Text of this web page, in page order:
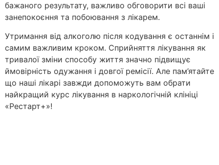
бажаного результату, важливо обговорити всі ваші
занепокоєння та побоювання з лікарем.
Утримання від алкоголю після кодування є останнім і
самим важливим кроком. Сприйняття лікування як
тривалої зміни способу життя значно підвищує
ймовірність одужання і довгої ремісії. Але пам’ятайте
що наші лікарі завжди допоможуть вам обрати
найкращий курс лікування в наркологічній клініці
«Рестарт+»!